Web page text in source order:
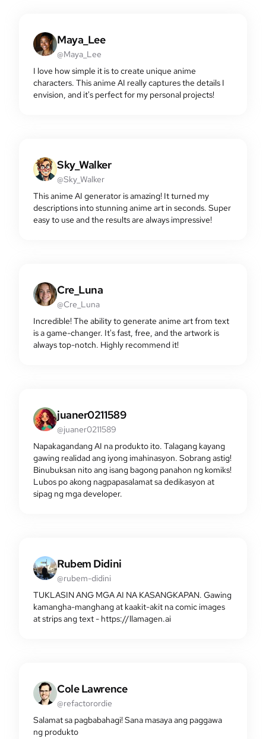
Maya_Lee
@Maya_Lee
I love how simple it is to create unique anime
characters. This anime AI really captures the details I
envision, and it's perfect for my personal projects!
Sky_Walker
@Sky_Walker
This anime AI generator is amazing! It turned my
descriptions into stunning anime art in seconds. Super
easy to use and the results are always impressive!
Cre_Luna
@Cre_Luna
Incredible! The ability to generate anime art from text
is a game-changer. It's fast, free, and the artwork is
always top-notch. Highly recommend it!
juaner0211589
@juaner0211589
Napakagandang AI na produkto ito. Talagang kayang
gawing realidad ang iyong imahinasyon. Sobrang astig!
Binubuksan nito ang isang bagong panahon ng komiks!
Lubos po akong nagpapasalamat sa dedikasyon at
sipag ng mga developer.
Rubem Didini
@rubem-didini
TUKLASIN ANG MGA AI NA KASANGKAPAN. Gawing
kamangha-manghang at kaakit-akit na comic images
at strips ang text - https://llamagen.ai
Cole Lawrence
@refactorordie
Salamat sa pagbabahagi! Sana masaya ang paggawa
ng produkto